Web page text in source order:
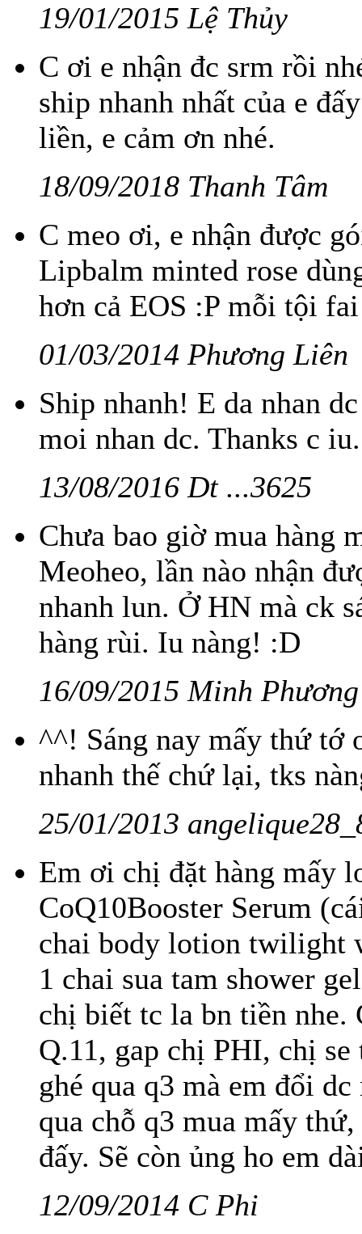
19/01/2015 Lệ Thủy
C ơi e nhận đc srm rồi
ship nhanh nhất của e
liền, e cảm ơn nhé.
18/09/2018 Thanh Tâm
C meo ơi, e nhận được
Lipbalm minted rose
hơn cả EOS :P mỗi tội
01/03/2014 Phương Liên
Ship nhanh! E da nhan
moi nhan dc. Thanks c
13/08/2016 Dt ...3625
Chưa bao giờ mua hàng
Meoheo, lần nào nhận
nhanh lun. Ở HN mà ck
hàng rùi. Iu nàng! :D
16/09/2015 Minh Phương
^^! Sáng nay mấy thứ tớ
nhanh thế chứ lại, tks
25/01/2013
Em ơi chị đặt hàng mấy
CoQ10Booster Serum
chai body lotion twilight
1 chai sua tam shower
chị biết tc la bn tiền nhe.
Q.11, gap chị PHI, chị
ghé qua q3 mà em đổi
qua chỗ q3 mua mấy
đấy. Sẽ còn ủng ho em
12/09/2014 C Phi